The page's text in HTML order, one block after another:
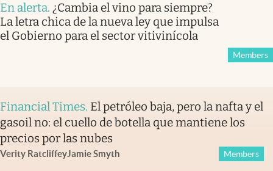
En alerta. ¿Cambia el vino para siempre?
La letra chica de la nueva ley que impulsa
el Gobierno para el sector vitivinícola
Members
Financial Times. El petróleo baja, pero la nafta y el
gasoil no: el cuello de botella que mantiene los
precios por las nubes
Verity RatcliffeyJamie Smyth Members